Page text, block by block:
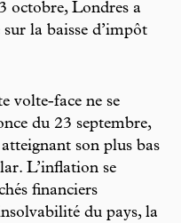
octobre, Londres a
la baisse d’impôt
volte-face ne se
du 23 septembre,
atteignant son plus bas
L’inflation se
financiers
du pays, la